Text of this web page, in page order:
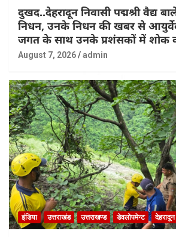
दुखद..देहरादून निवासी पद्मश्री वैद्य
निधन, उनके निधन की खबर से
जगत के साथ उनके प्रशंसकों में शोक
August 7, 2026 admin
इंडिया उत्तराखंड उत्तराखण्ड डेवलोपमेन्ट देहरादून